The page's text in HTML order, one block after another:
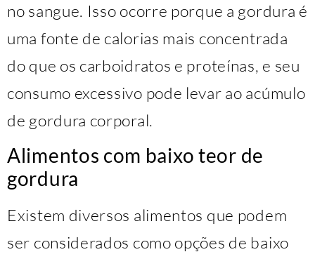
no sangue. Isso ocorre porque a gordura é
uma fonte de calorias mais concentrada
do que os carboidratos e proteínas, e seu
consumo excessivo pode levar ao acúmulo
de gordura corporal.
Alimentos com baixo teor de
gordura
Existem diversos alimentos que podem
ser considerados como opções de baixo